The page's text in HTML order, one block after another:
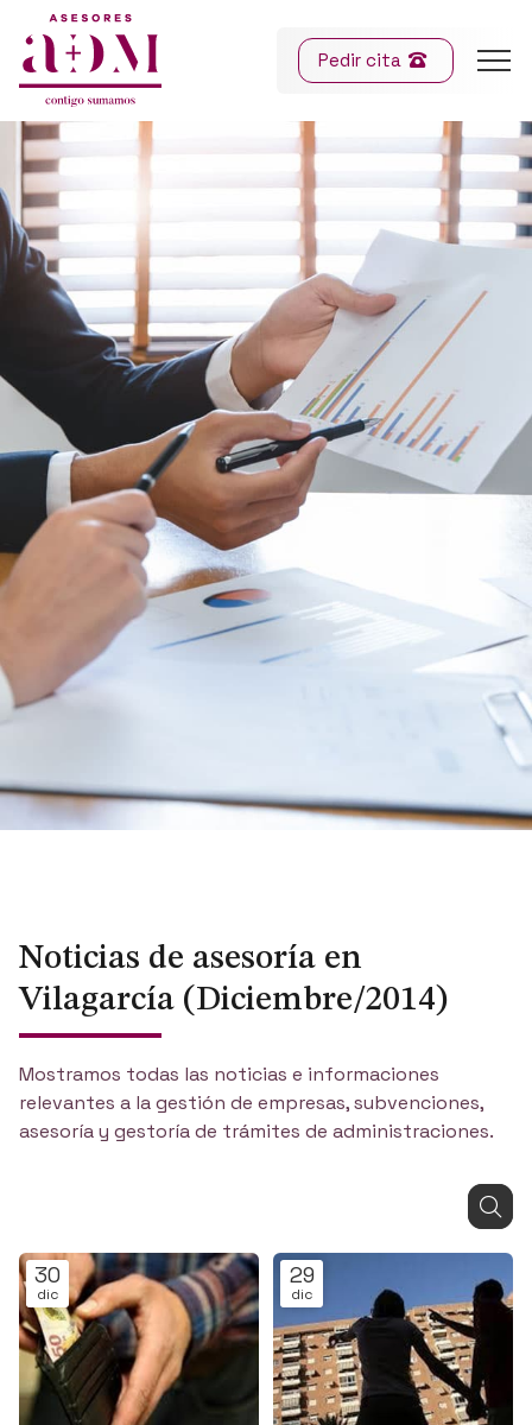
Pedir cita
Noticias de asesoría en
Vilagarcía (Diciembre/2014)
Mostramos todas las noticias e informaciones
relevantes a la gestión de empresas, subvenciones,
asesoría y gestoría de trámites de administraciones.
30
dic
29
dic